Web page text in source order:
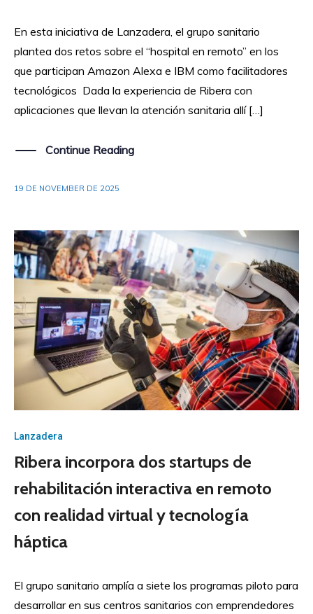
En esta iniciativa de Lanzadera, el grupo sanitario
plantea dos retos sobre el “hospital en remoto” en los
que participan Amazon Alexa e IBM como facilitadores
tecnológicos Dada la experiencia de Ribera con
aplicaciones que llevan la atención sanitaria allí […]
Continue Reading
19 DE NOVEMBER DE 2025
Lanzadera
Ribera incorpora dos startups de
rehabilitación interactiva en remoto
con realidad virtual y tecnología
háptica
El grupo sanitario amplía a siete los programas piloto para
desarrollar en sus centros sanitarios con emprendedores